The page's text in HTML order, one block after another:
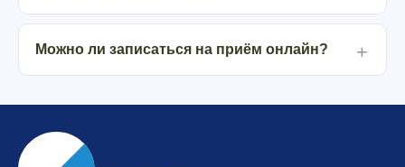
Можно ли записаться на приём онлайн?